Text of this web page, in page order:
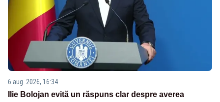
6 aug. 2026, 16:34
Ilie Bolojan evită un răspuns clar despre averea